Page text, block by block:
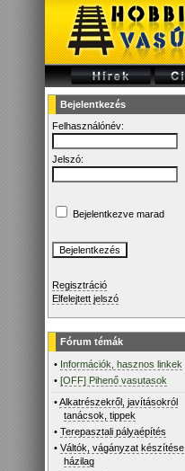
Bejelentkezés
Felhasználónév:
Jelszó:
Bejelentkezve marad
Regisztráció
Elfelejtett jelszó
Fórum témák
• Információk, hasznos linkek
•[OFF] Pihenő vasutasok
•Alkatrészekről, javításokról
tanácsok, tippek
•Terepasztali pályaépítés
•Váltók, vágányzat készítése
házilag